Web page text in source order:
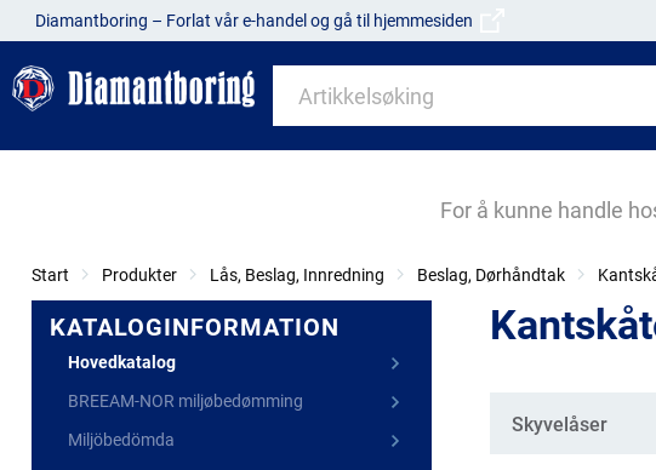
Diamantboring – Forlat vår e-handel og gå til hjemmesiden
For å kunne handle
Start Produkter Lås, Beslag, Innredning Beslag, Dørhåndtak
KATALOGINFORMATION
Hovedkatalog
BREEAM-NOR miljøbedømming
Miljöbedömda
Kategorier
Skyvelåser